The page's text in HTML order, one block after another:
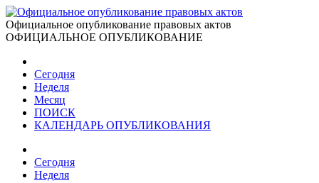
Официальное опубликование правовых актов
ОФИЦИАЛЬНОЕ ОПУБЛИКОВАНИЕ
Сегодня
Неделя
Месяц
ПОИСК
КАЛЕНДАРЬ ОПУБЛИКОВАНИЯ
Сегодня
Неделя